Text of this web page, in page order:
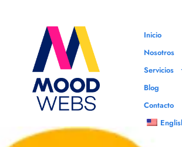
Inicio
Nosotros
Servicios
Blog
Contacto